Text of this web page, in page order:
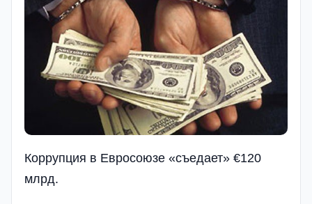
Коррупция в Евросоюзе «съедает» €120
млрд.